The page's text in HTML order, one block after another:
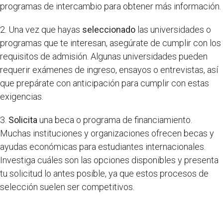
programas de intercambio para obtener más información.
2. Una vez que hayas seleccionado las universidades o
programas que te interesan, asegúrate de cumplir con los
requisitos de admisión. Algunas universidades pueden
requerir exámenes de ingreso, ensayos o entrevistas, así
que prepárate con anticipación para cumplir con estas
exigencias.
3. Solicita una beca o programa de financiamiento.
Muchas instituciones y organizaciones ofrecen becas y
ayudas económicas para estudiantes internacionales.
Investiga cuáles son las opciones disponibles y presenta
tu solicitud lo antes posible, ya que estos procesos de
selección suelen ser competitivos.